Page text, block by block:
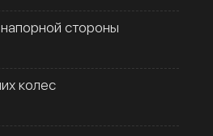
стороны
колес